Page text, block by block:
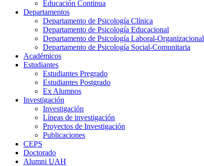
Educación Continua
Departamentos
Departamento de Psicología Clínica
Departamento de Psicología Educacional
Departamento de Psicología Laboral-Organizacional
Departamento de Psicología Social-Comunitaria
Académicos
Estudiantes
Estudiantes Pregrado
Estudiantes Postgrado
Ex Alumnos
Investigación
Investigación
Líneas de investigación
Proyectos de Investigación
Publicaciones
CEPS
Doctorado
Alumni UAH